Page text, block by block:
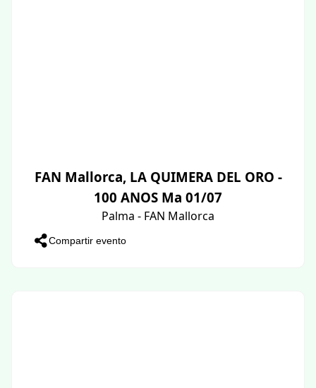
FAN Mallorca, LA QUIMERA DEL ORO -
100 ANOS Ma 01/07
Palma - FAN Mallorca
Compartir evento